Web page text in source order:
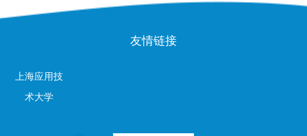
友情链接
上海应用技
术大学